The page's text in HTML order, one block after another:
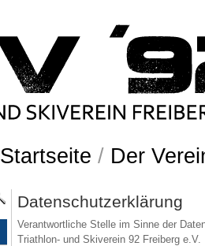
Startseite / Der
Datenschutzerklärung
Verantwortliche Stelle im Sinne der
Triathlon- und Skiverein 92 Freiberg e.V.